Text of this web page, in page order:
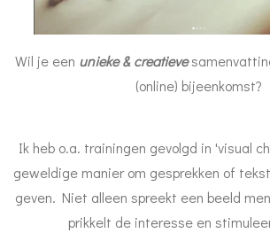
Wil je een unieke & creatieve
(online) bijeenkomst?
Ik heb o.a. trainingen gevolgd in 'visual
geweldige manier om gesprekken of
geven. Niet alleen spreekt een beeld
prikkelt de interesse en